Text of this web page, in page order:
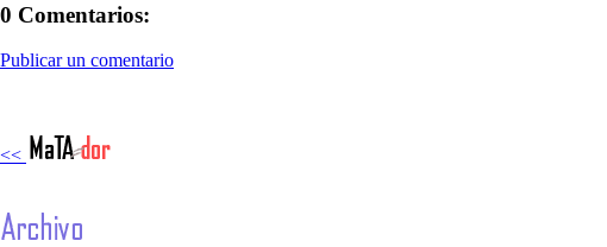
0 Comentarios:
Publicar un comentario
<<